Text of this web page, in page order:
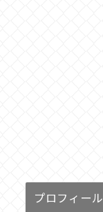
プロフィール